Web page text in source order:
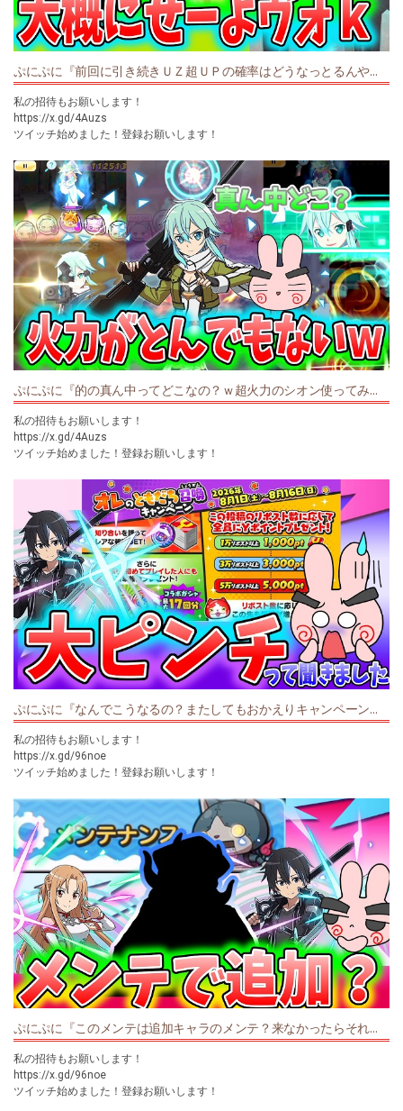
ぷにぷに『前回に引き続きＵＺ超ＵＰの確率はどうなっとるんや！アリス狙ってガシャいくぞー！ソードアートオンラインコラボ』Yo-kai Watch
私の招待もお願いします！
https://x.gd/4Auzs
ツイッチ始めました！登録お願いします！
✨オススメ動画✨
https://youtu.be/mg91S-oSwhA
✨マリオカートワールド✨
https://youtu.be/q3UYciqYTdQ
チャンネル登録をお願いします↓
https://goo.gl/JA5yjm
グッズはこちらから
https://market.orilab.jp/user/61248d43b8448
購入してくれた方ありがとうございます！
ツイッターはこちら https://twitter.com/poposora7
インスタはこちら https://www.instagram.com/poposora7/?hl=ja
【New スーパーマリオブラザーズ U 】https://bit.ly/2NsraQ1
【星のカービィwii】https://goo.gl/xgdHaj
【マリオカート８】https://goo.gl/Nd2DiV
【スーパーカービィハンターズ】https://bit.ly/33qNsat
#ポポそら
#ぷにぷに
#妖怪ウォッチぷにぷに
#妖怪ウォッチ
©LEVEL5 Inc. ©NHN PlayArt Corp.
ぷにぷに『的の真ん中ってどこなの？ｗ超火力のシオン使ってみた！ソードアートオンラインコラボ』Yo-kai Watch
私の招待もお願いします！
https://x.gd/4Auzs
ツイッチ始めました！登録お願いします！
https://youtu.be/mg91S-oSwhA
✨マリオカートワールド✨
https://youtu.be/q3UYciqYTdQ
チャンネル登録をお願いします↓
https://goo.gl/JA5yjm
グッズはこちらから
https://market.orilab.jp/user/61248d43b8448
購入してくれた方ありがとうございます！
ツイッターはこちら https://twitter.com/poposora7
インスタはこちら https://www.instagram.com/poposora7/?hl=ja
【New スーパーマリオブラザーズ U 】https://bit.ly/2NsraQ1
【星のカービィwii】https://goo.gl/xgdHaj
【マリオカート８】https://goo.gl/Nd2DiV
【スーパーカービィハンターズ】https://bit.ly/33qNsat
#ポポそら
#ぷにぷに
#妖怪ウォッチぷにぷに
#妖怪ウォッチ
©LEVEL5 Inc. ©NHN PlayArt Corp.
ぷにぷに『なんでこうなるの？またしてもおかえりキャンペーンが大ピンチ？ｗソードアートオンラインコラボ』Yo-kai Watch
私の招待もお願いします！
https://x.gd/96noe
ツイッチ始めました！登録お願いします！
✨オススメ動画✨
https://youtu.be/mg91S-oSwhA
✨マリオカートワールド✨
https://youtu.be/q3UYciqYTdQ
チャンネル登録をお願いします↓
https://goo.gl/JA5yjm
グッズはこちらから
https://market.orilab.jp/user/61248d43b8448
購入してくれた方ありがとうございます！
ツイッターはこちら https://twitter.com/poposora7
インスタはこちら https://www.instagram.com/poposora7/?hl=ja
【New スーパーマリオブラザーズ U 】https://bit.ly/2NsraQ1
【星のカービィwii】https://goo.gl/xgdHaj
【マリオカート８】https://goo.gl/Nd2DiV
【スーパーカービィハンターズ】https://bit.ly/33qNsat
ぷにぷに『このメンテは追加キャラのメンテ？来なかったらそれはそれで地獄だｗソードアートオンラインコラボ』Yo-kai Watch
私の招待もお願いします！
https://x.gd/96noe
ツイッチ始めました！登録お願いします！